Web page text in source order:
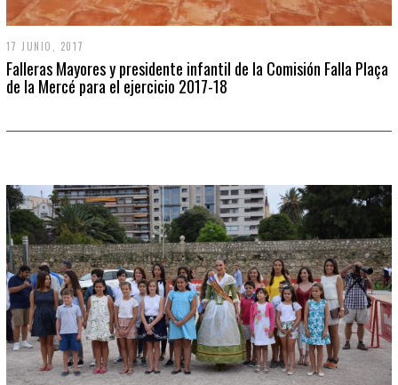
17 JUNIO, 2017
Falleras Mayores y presidente infantil de la Comisión Falla Plaça
de la Mercé para el ejercicio 2017-18